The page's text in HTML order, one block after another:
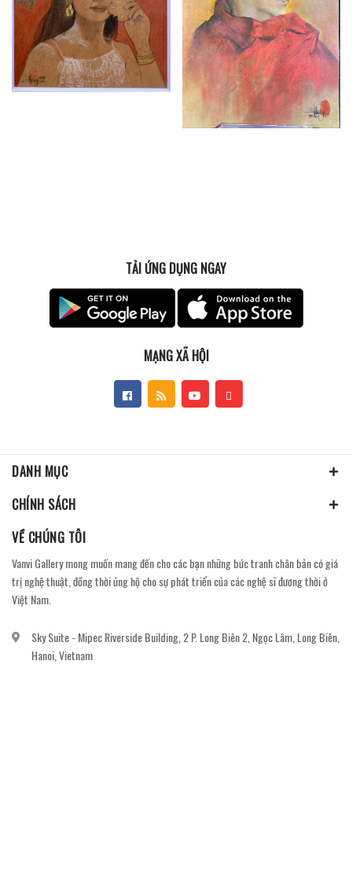
TẢI ỨNG DỤNG NGAY
MẠNG XÃ HỘI
DANH MỤC
CHÍNH SÁCH
VỀ CHÚNG TÔI
Vanvi Gallery mong muốn mang đến cho các bạn những bức tranh chân bản có giá
trị nghệ thuật, đồng thời ủng hộ cho sự phát triển của các nghệ sĩ đương thời ở
Việt Nam.
Sky Suite - Mipec Riverside Building, 2 P. Long Biên 2, Ngọc Lâm, Long Biên,
Hanoi, Vietnam